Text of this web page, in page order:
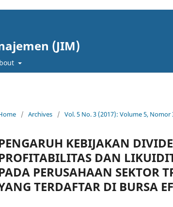
(JIM)
/ Archives / Vol. 5 No. 3 (2017): Volume 5, Nomor
KEBIJAKAN
DAN
PERUSAHAAN SEKTOR
TERDAFTAR DI BURSA